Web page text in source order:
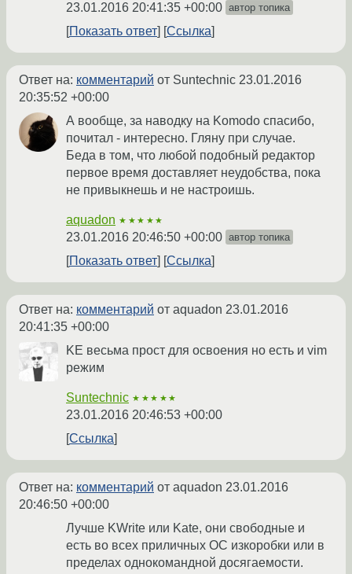
23.01.2016 20:41:35 +00:00 автор топика
Показать ответ Ссылка
Ответ на: комментарий от Suntechnic 23.01.2016
20:35:52 +00:00
А вообще, за наводку на Komodo спасибо,
почитал - интересно. Гляну при случае.
Беда в том, что любой подобный редактор
первое время доставляет неудобства, пока
не привыкнешь и не настроишь.
aquadon ★★★★★
23.01.2016 20:46:50 +00:00 автор топика
Показать ответ Ссылка
Ответ на: комментарий от aquadon 23.01.2016
20:41:35 +00:00
KE весьма прост для освоения но есть и vim
режим
Suntechnic ★★★★★
23.01.2016 20:46:53 +00:00
Ссылка
Ответ на: комментарий от aquadon 23.01.2016
20:46:50 +00:00
Лучше KWrite или Kate, они свободные и
есть во всех приличных ОС изкоробки или в
пределах однокомандной досягаемости.